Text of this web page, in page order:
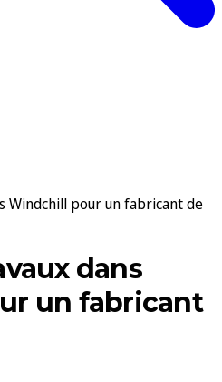
Windchill pour un fabricant de
dans
un fabricant